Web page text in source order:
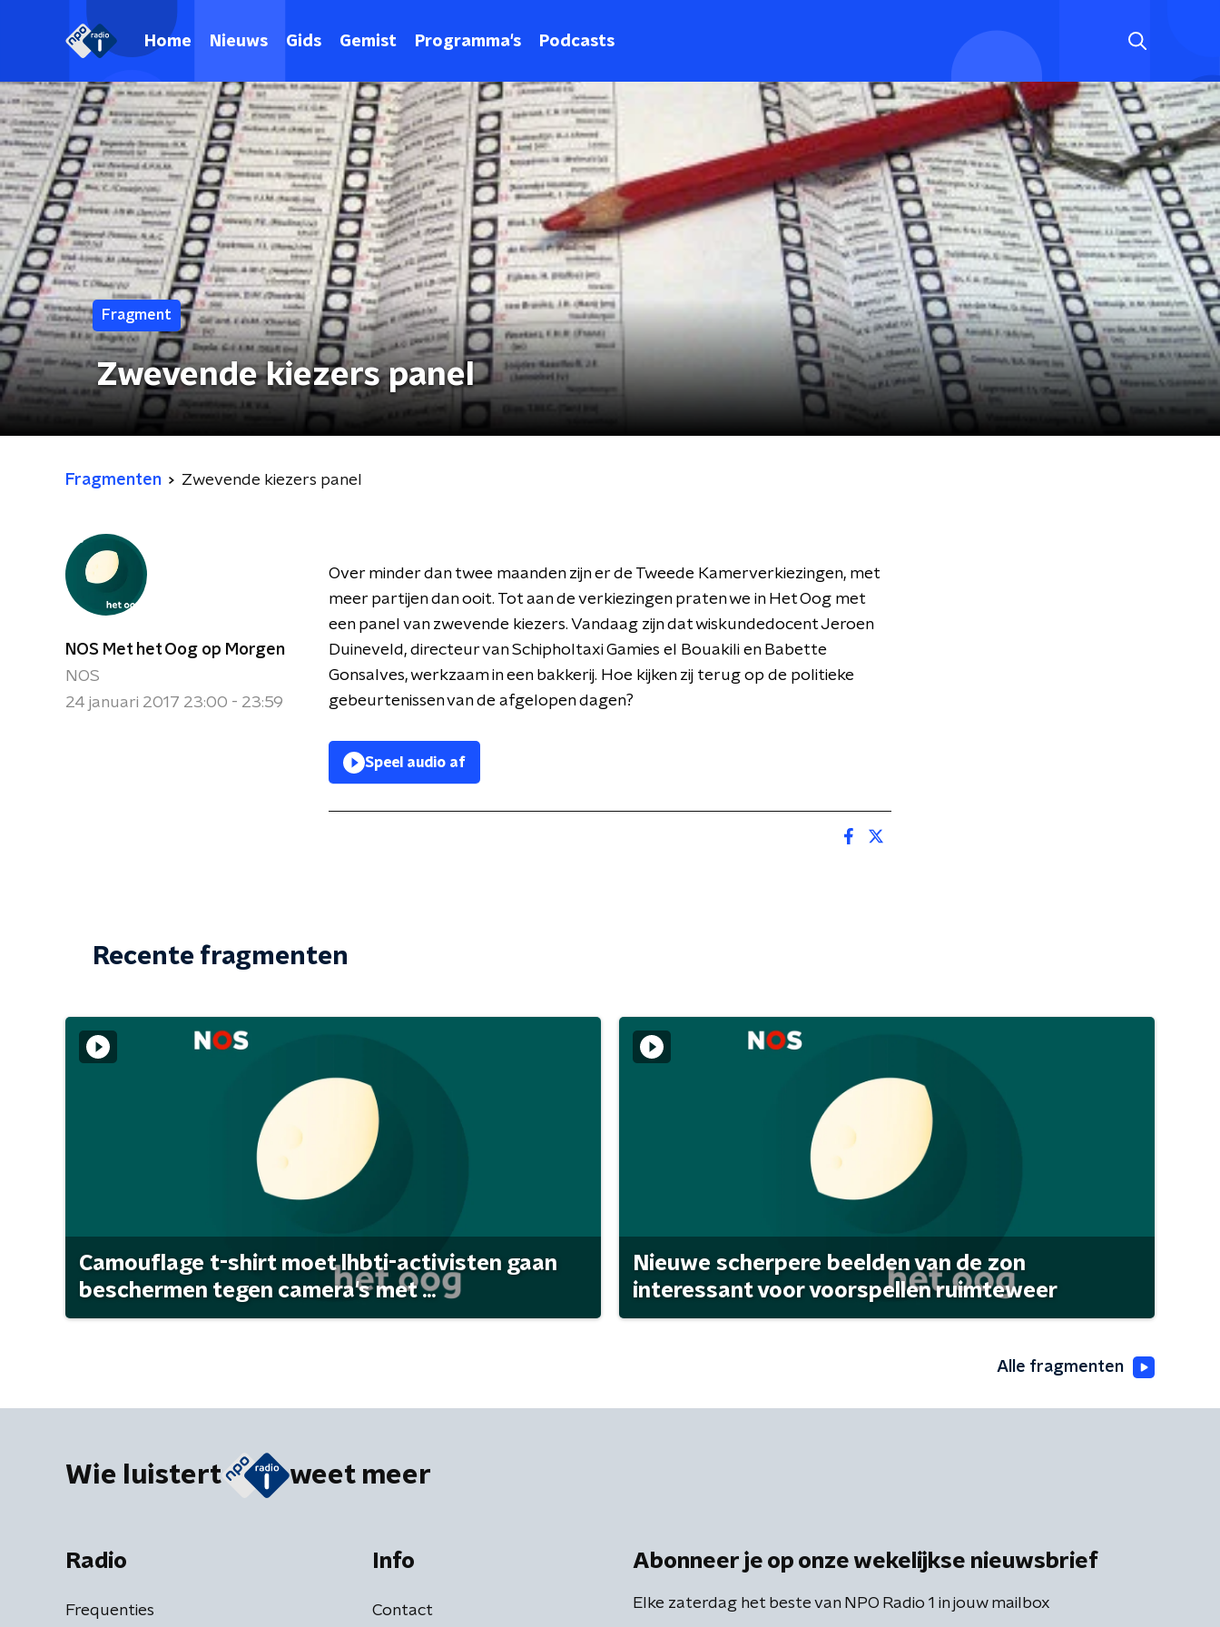
Home Nieuws Gids Gemist Programma's Podcasts
Fragment
Zwevende kiezers panel
Fragmenten Zwevende kiezers panel
NOS Met het Oog op Morgen
NOS
24 januari 2017 23:00 - 23:59
Over minder dan twee maanden zijn er de Tweede Kamerverkiezingen, met
meer partijen dan ooit. Tot aan de verkiezingen praten we in Het Oog met
een panel van zwevende kiezers. Vandaag zijn dat wiskundedocent Jeroen
Duineveld, directeur van Schipholtaxi Gamies el Bouakili en Babette
Gonsalves, werkzaam in een bakkerij. Hoe kijken zij terug op de politieke
gebeurtenissen van de afgelopen dagen?
Speel audio af
Recente fragmenten
Camouflage t-shirt moet lhbti-activisten gaan
beschermen tegen camera's met ...
Nieuwe scherpere beelden van de zon
interessant voor voorspellen ruimteweer
Alle fragmenten
Wie luistert weet meer
Radio
Frequenties
Info
Contact
Abonneer je op onze wekelijkse nieuwsbrief
Elke zaterdag het beste van NPO Radio 1 in jouw mailbox